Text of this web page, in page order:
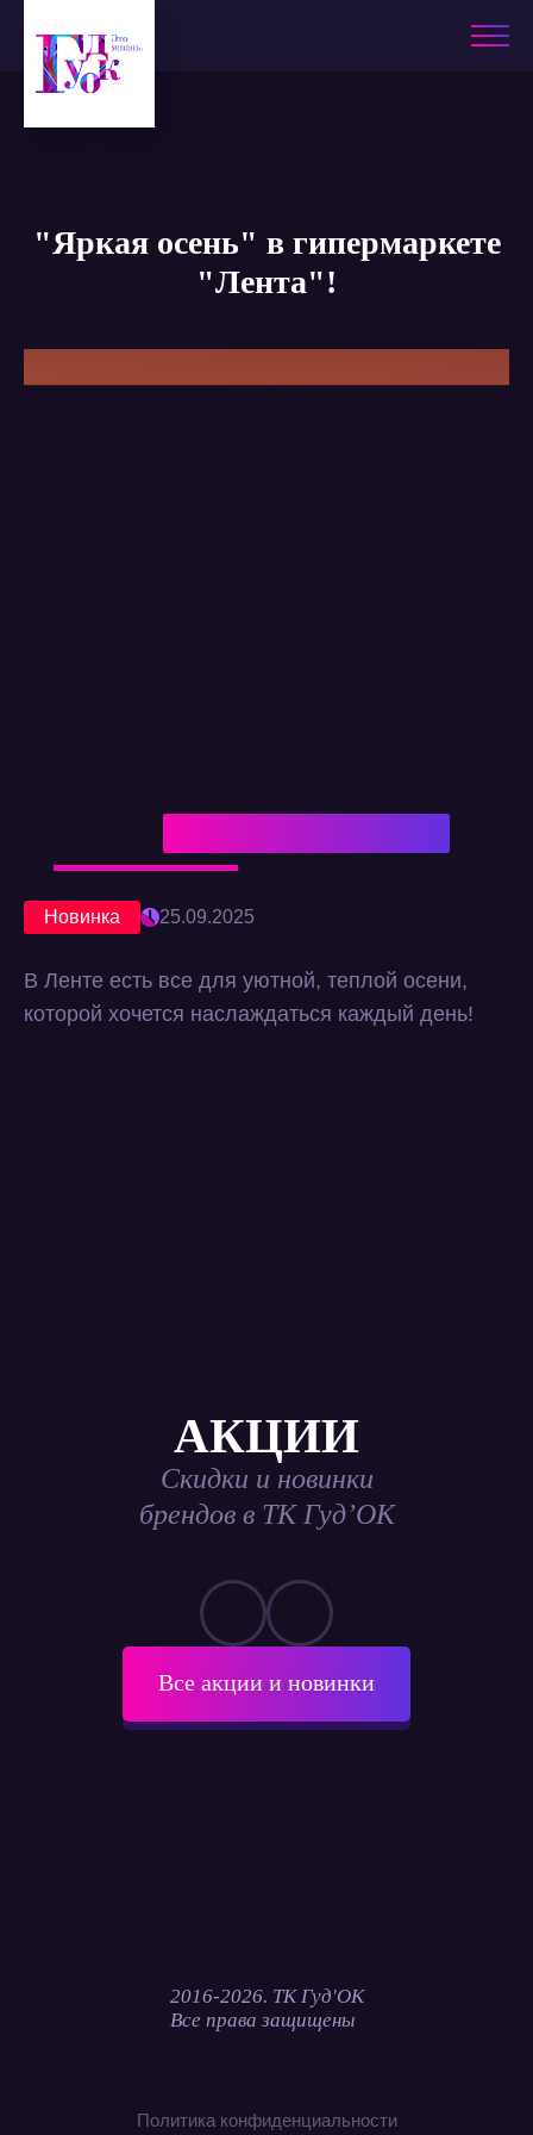
"Яркая осень" в гипермаркете
"Лента"!
Новинка 25.09.2025
В Ленте есть все для уютной, теплой осени,
которой хочется наслаждаться каждый день!
АКЦИИ
Скидки и новинки
брендов в ТК Гуд’ОК
Все акции и новинки
2016-2026. ТК Гуд'ОК
Все права защищены
Политика конфиденциальности